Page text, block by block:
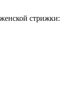
стрижки: